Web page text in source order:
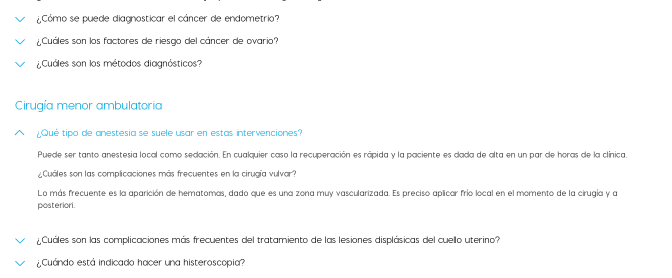
¿Cómo se puede diagnosticar el cáncer de endometrio?
¿Cuáles son los factores de riesgo del cáncer de ovario?
¿Cuáles son los métodos diagnósticos?
Cirugía menor ambulatoria
¿Qué tipo de anestesia se suele usar en estas intervenciones?
Puede ser tanto anestesia local como sedación. En cualquier caso la recuperación es rápida y la paciente es dada de alta en un par de horas de la clínica.
¿Cuáles son las complicaciones más frecuentes en la cirugía vulvar?
Lo más frecuente es la aparición de hematomas, dado que es una zona muy vascularizada. Es preciso aplicar frío local en el momento de la cirugía y a
posteriori.
¿Cuáles son las complicaciones más frecuentes del tratamiento de las lesiones displásicas del cuello uterino?
¿Cuándo está indicado hacer una histeroscopia?